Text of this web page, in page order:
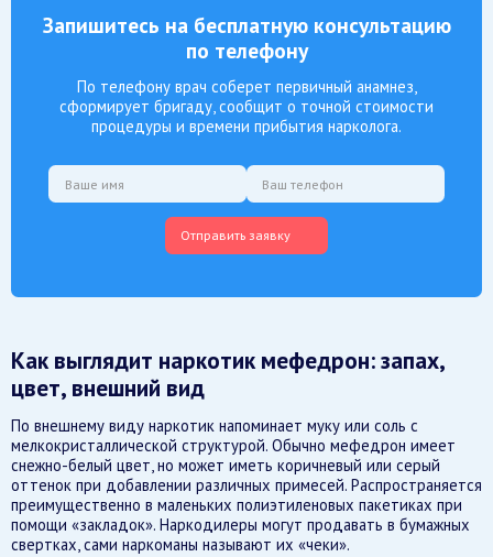
Запишитесь на бесплатную консультацию
по телефону
По телефону врач соберет первичный анамнез,
сформирует бригаду, сообщит о точной стоимости
процедуры и времени прибытия нарколога.
Отправить заявку
Как выглядит наркотик мефедрон: запах,
цвет, внешний вид
По внешнему виду наркотик напоминает муку или соль с
мелкокристаллической структурой. Обычно мефедрон имеет
снежно-белый цвет, но может иметь коричневый или серый
оттенок при добавлении различных примесей. Распространяется
преимущественно в маленьких полиэтиленовых пакетиках при
помощи «закладок». Наркодилеры могут продавать в бумажных
свертках, сами наркоманы называют их «чеки».